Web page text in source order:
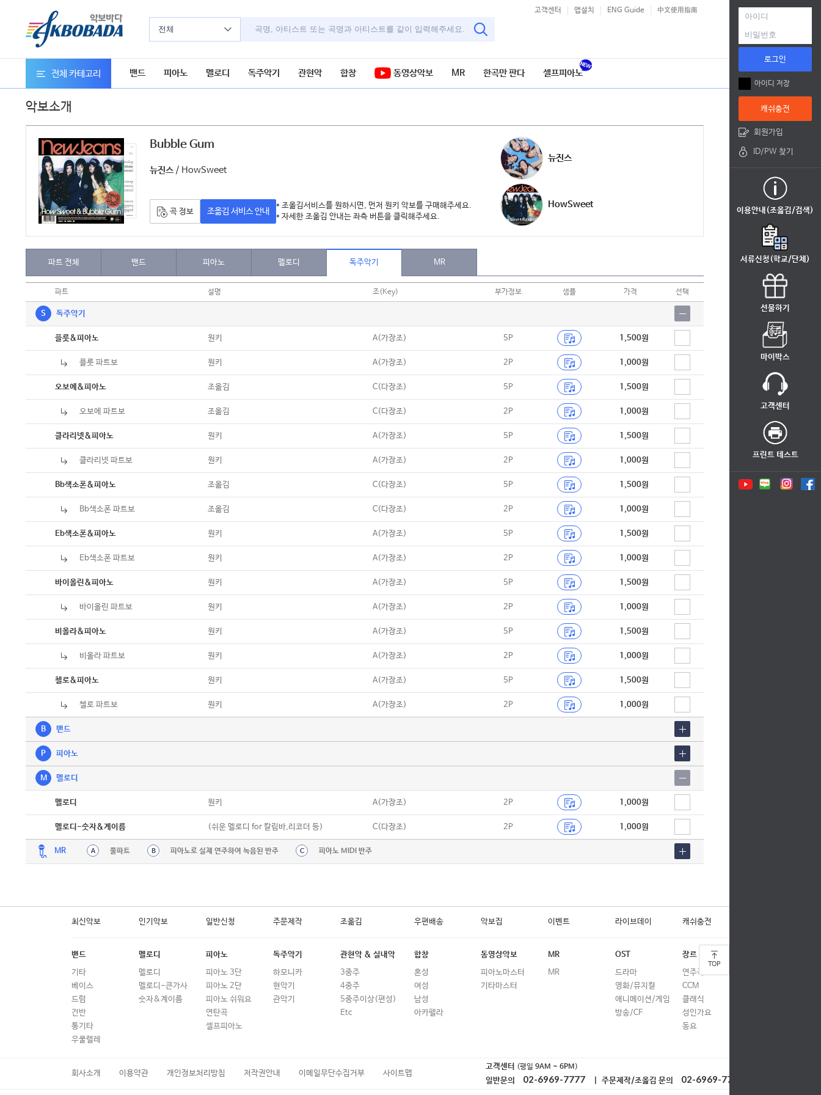
전체
고객센터 앱설치 ENG Guide 中文使用指南
전체 카테고리 밴드 피아노 멜로디 독주악기 관현악 합창 동영상악보 MR 한곡만 판다 셀프피아노
악보소개
Bubble Gum
뉴진스 / HowSweet
곡 정보 조옮김 서비스 안내
* 조옮김서비스를 원하시면, 먼저 원키 악보를 구매해주세요.
* 자세한 조옮김 안내는 좌측 버튼을 클릭해주세요.
뉴진스
HowSweet
파트 전체 밴드 피아노 멜로디 독주악기 MR
파트 설명 조(Key) 부가정보 샘플 가격 선택
S 독주악기
플룻&피아노 원키 A(가장조) 5P 1,500원
플룻 파트보 원키 A(가장조) 2P 1,000원
오보에&피아노 조옮김 C(다장조) 5P 1,500원
오보에 파트보 조옮김 C(다장조) 2P 1,000원
클라리넷&피아노 원키 A(가장조) 5P 1,500원
클라리넷 파트보 원키 A(가장조) 2P 1,000원
Bb색소폰&피아노 조옮김 C(다장조) 5P 1,500원
Bb색소폰 파트보 조옮김 C(다장조) 2P 1,000원
Eb색소폰&피아노 원키 A(가장조) 5P 1,500원
Eb색소폰 파트보 원키 A(가장조) 2P 1,000원
바이올린&피아노 원키 A(가장조) 5P 1,500원
바이올린 파트보 원키 A(가장조) 2P 1,000원
비올라&피아노 원키 A(가장조) 5P 1,500원
비올라 파트보 원키 A(가장조) 2P 1,000원
첼로&피아노 원키 A(가장조) 5P 1,500원
첼로 파트보 원키 A(가장조) 2P 1,000원
B 밴드
P 피아노
M 멜로디
멜로디 원키 A(가장조) 2P 1,000원
멜로디-숫자&계이름 (쉬운 멜로디 for 칼림바,리코더 등) C(다장조) 2P 1,000원
MR A 풀파트 B 피아노로 실제 연주하여 녹음된 반주 C 피아노 MIDI 반주
최신악보 인기악보 일반신청 주문제작 조옮김 우편배송 악보집 이벤트 라이브데이 캐쉬충전
밴드
기타
베이스
드럼
건반
통기타
우쿨렐레
멜로디
멜로디
멜로디-큰가사
숫자&계이름
피아노
피아노 3단
피아노 2단
피아노 쉬워요
연탄곡
셀프피아노
독주악기
하모니카
현악기
관악기
관현악 & 실내악
3중주
4중주
5중주이상(편성)
Etc
합창
혼성
여성
남성
아카펠라
동영상악보
피아노마스터
기타마스터
MR
MR
OST
드라마
영화/뮤지컬
애니메이션/게임
방송/CF
장르
연주곡
CCM
클래식
성인가요
동요
회사소개 이용약관 개인정보처리방침 저작권안내 이메일무단수집거부 사이트맵
고객센터 (평일 9AM ~ 6PM)
일반문의 02-6969-7777 | 주문제작/조옮김 문의 02-6969-7778
로그인
아이디 저장
캐쉬충전
회원가입
ID/PW 찾기
이용안내(조옮김/검색)
서류신청(학교/단체)
선물하기
마이박스
고객센터
프린트 테스트
TOP